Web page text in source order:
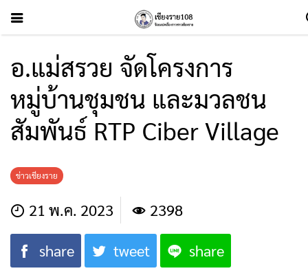
อ.แม่สรวย จัดโครงการ
หมู่บ้านชุมชน และมวลชน
สัมพันธ์ RTP Ciber Village
ข่าวเชียงราย
21 พ.ค. 2023 2398
share tweet share